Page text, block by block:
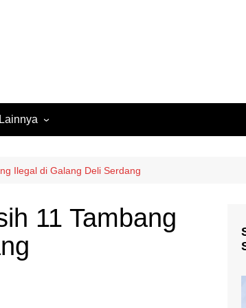
– MS
Lainnya
Ekbis
Opini
Pendidikan
Sumut
Ilegal di Galang Deli Serdang
11 Tambang